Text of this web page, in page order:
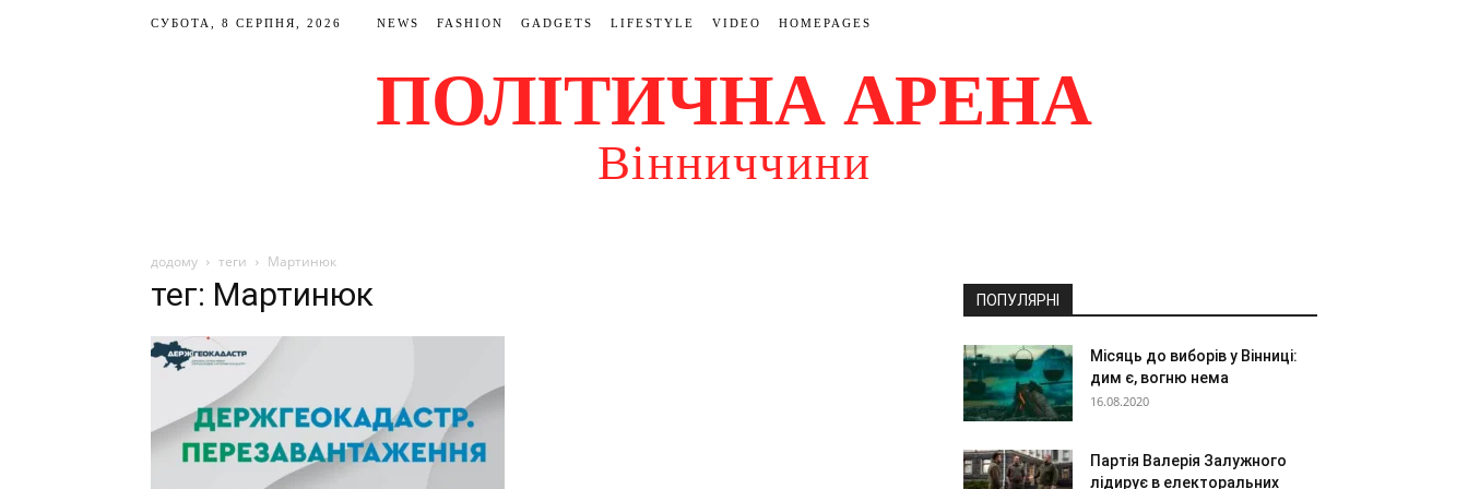
СУБОТА, 8 СЕРПНЯ, 2026 NEWS FASHION GADGETS LIFESTYLE VIDEO HOMEPAGES
ПОЛІТИЧНА АРЕНА
Вінниччини
додому теги Мартинюк
тег: Мартинюк ПОПУЛЯРНІ
Місяць до виборів у Вінниці:
дим є, вогню нема
16.08.2020
Партія Валерія Залужного
лідирує в електоральних